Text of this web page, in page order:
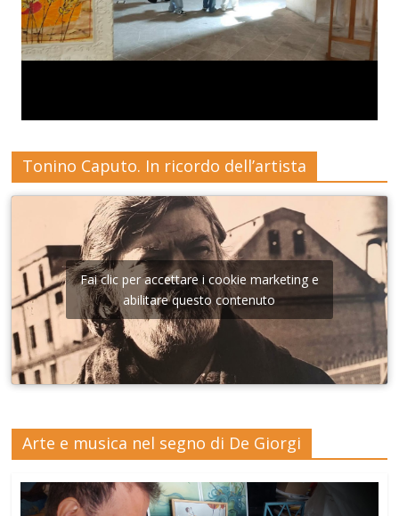
Tonino Caputo. In ricordo dell’artista
Fai clic per accettare i cookie marketing e
abilitare questo contenuto
Arte e musica nel segno di De Giorgi